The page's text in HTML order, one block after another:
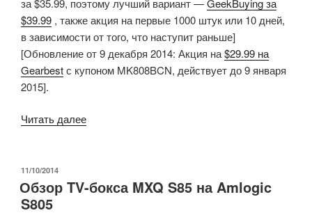
за $35.99, поэтому лучший вариант —GeekBuying за
$39.99 , также акция на первые 1000 штук или 10 дней,
в зависимости от того, что наступит раньше]
[Обновление от 9 декабря 2014: Акция на$29.99 на
Gearbestс купоном MK808BCN, действует до 9 января
2015].
Читать далее«MK808B
TV-
ОПУБЛИКОВАНО
11/10/2014
Обзор TV-бокса MXQ S85 на Amlogic
S805